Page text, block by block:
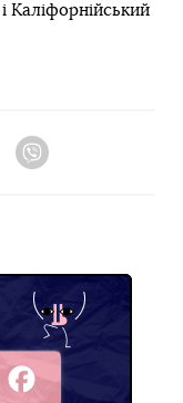
Каліфорнійський
Viber